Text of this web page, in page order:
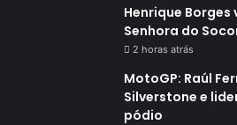
Henrique Borges
Senhora do
2 horas atrás
MotoGP: Raúl
Silverstone e
pódio